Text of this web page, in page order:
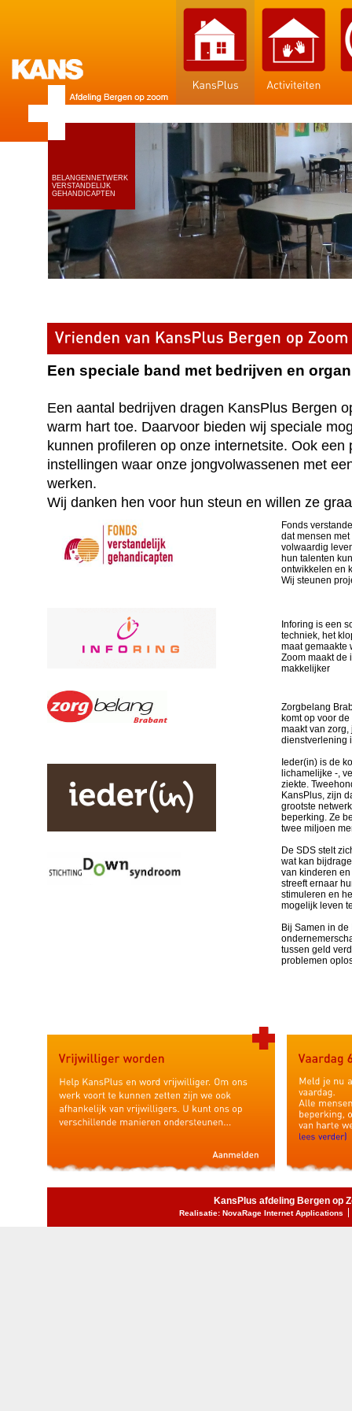
BELANGENNETWERK
VERSTANDELIJK
GEHANDICAPTEN
Een speciale band met bedrijven en
Een aantal bedrijven dragen KansPlus Bergen
warm hart toe. Daarvoor bieden wij speciale
kunnen profileren op onze internetsite. Ook
instellingen waar onze jongvolwassenen met
werken.
Wij danken hen voor hun steun en willen ze
Fonds
dat mensen
volwaardig
hun talenten
ontwikkelen en
Wij steunen
Inforing is een
techniek, het
maat gemaakte
Zoom maakt de
makkelijker
Zorgbelang
komt op voor
maakt van
dienstverlening
Ieder(in) is de
lichamelijke -,
ziekte.
KansPlus, zijn
grootste
beperking. Ze
twee miljoen
De SDS stelt
wat kan
van kinderen
streeft ernaar
stimuleren en
mogelijk leven
Bij Samen in
tussen geld
problemen
KansPlus afdeling Bergen op
Realisatie: NovaRage Internet Applications